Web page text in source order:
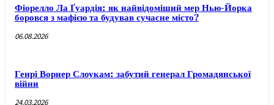
Фіорелло Ла Ґуардія: як найвідоміший мер Нью-Йорка
боровся з мафією та будував сучасне місто?
06.08.2026
Генрі Ворнер Слоукам: забутий генерал Громадянської
війни
24.03.2026